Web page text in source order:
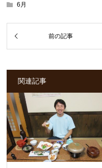
6月
関連記事